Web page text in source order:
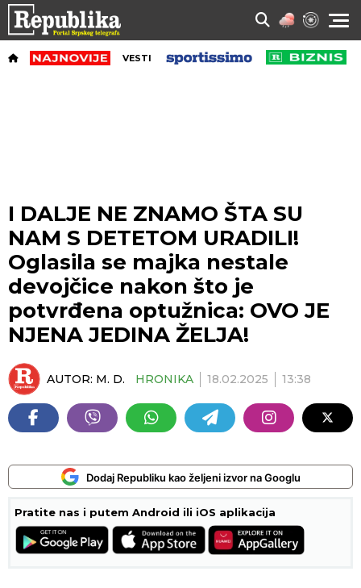
VESTI
I DALJE NE ZNAMO ŠTA SU
NAM S DETETOM URADILI!
Oglasila se majka nestale
devojčice nakon što je
potvrđena optužnica: OVO JE
NJENA JEDINA ŽELJA!
AUTOR: M. D. HRONIKA 18.02.2025 13:38
Dodaj Republiku kao željeni izvor na Googlu
Pratite nas i putem Android ili iOS aplikacija